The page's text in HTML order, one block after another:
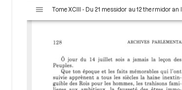
s
Tome XCIII - Du 21 messidor au 12 thermidor an